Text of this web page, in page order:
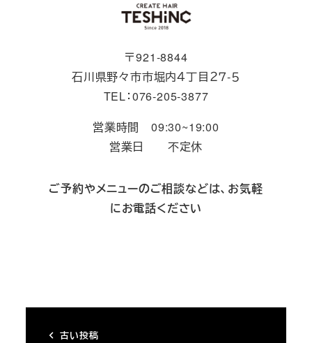
〒921-8844
石川県野々市市堀内４丁目２７-５
TEL：076-205-3877
営業時間 09:30~19:00
営業日 不定休
ご予約やメニューのご相談などは、お気軽
にお電話ください
古い投稿